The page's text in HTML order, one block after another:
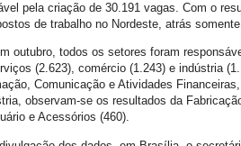
pela criação de 30.191 vagas. Com o
de trabalho no Nordeste, atrás
outubro, todos os setores foram
(2.623), comércio (1.243) e indústria
Comunicação e Atividades
observam-se os resultados da
e Acessórios (460).